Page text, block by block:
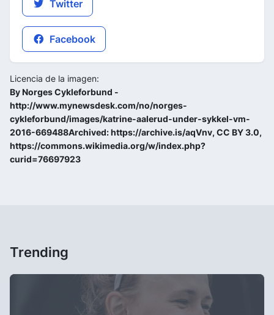
Twitter
Facebook
Licencia de la imagen:
By Norges Cykleforbund -
http://www.mynewsdesk.com/no/norges-
cykleforbund/images/katrine-aalerud-under-sykkel-vm-
2016-669488Archived: https://archive.is/aqVnv, CC BY 3.0,
https://commons.wikimedia.org/w/index.php?
curid=76697923
Trending